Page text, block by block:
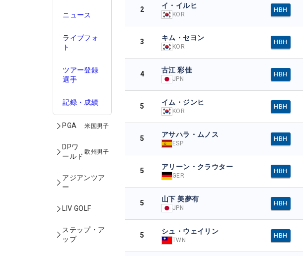
ニュース
ライブフォ
ト
ツアー登録
選手
記録・成績
PGA 米国男子
DPワ
ールド
欧州男子
アジアンツア
ー
LIV GOLF
ステップ・ア
ップ
2 イ・イルヒ
KOR
HBH
3 キム・セヨン
KOR
HBH
4 古江 彩佳
JPN
HBH
5 イム・ジンヒ
KOR
HBH
5 アサハラ・ムノス
ESP
HBH
5 アリーン・クラウター
GER
HBH
5 山下 美夢有
JPN
HBH
5 シュ・ウェイリン
TWN
HBH